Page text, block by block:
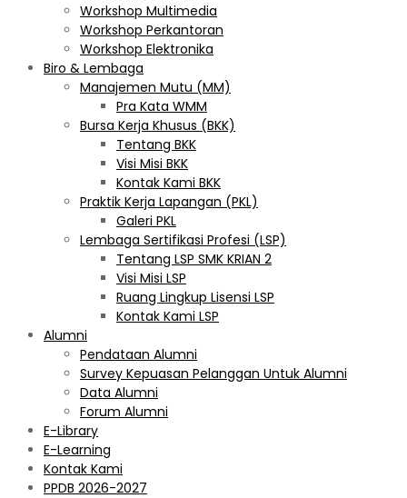
Workshop Multimedia
Workshop Perkantoran
Workshop Elektronika
Biro & Lembaga
Manajemen Mutu (MM)
Pra Kata WMM
Bursa Kerja Khusus (BKK)
Tentang BKK
Visi Misi BKK
Kontak Kami BKK
Praktik Kerja Lapangan (PKL)
Galeri PKL
Lembaga Sertifikasi Profesi (LSP)
Tentang LSP SMK KRIAN 2
Visi Misi LSP
Ruang Lingkup Lisensi LSP
Kontak Kami LSP
Alumni
Pendataan Alumni
Survey Kepuasan Pelanggan Untuk Alumni
Data Alumni
Forum Alumni
E-Library
E-Learning
Kontak Kami
PPDB 2026-2027